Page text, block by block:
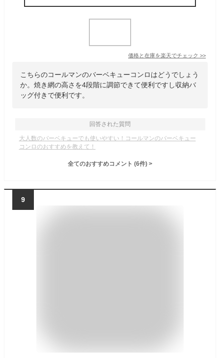
価格と在庫を楽天でチェック >>
こちらのコールマンのバーベキューコンロはどうでしょう
か。焼き網の高さを4段階に調節できて便利ですし収納バ
ッグ付きで便利です。
回答された質問
大人数のバーベキューでも使いやすい！コールマンのバーベキュー
コンロのおすすめを教えて！
全てのおすすめコメント (6件) >
9